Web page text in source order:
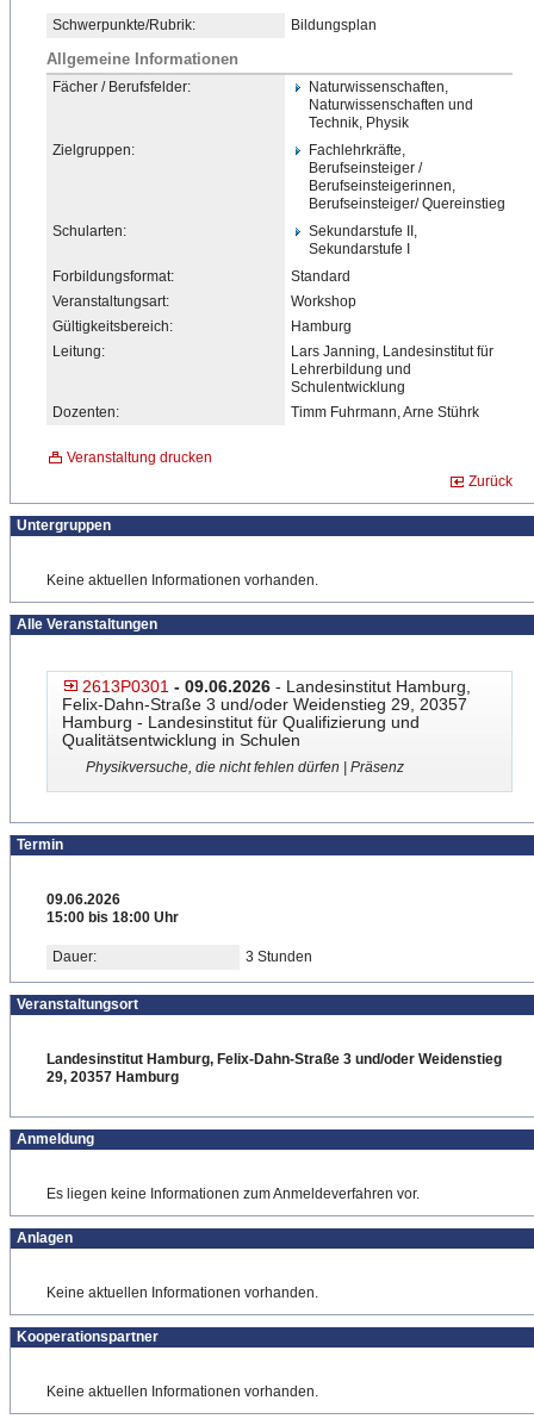
Schwerpunkte/Rubrik: Bildungsplan
Allgemeine Informationen
Fächer / Berufsfelder:
Naturwissenschaften,
Naturwissenschaften und
Technik, Physik
Zielgruppen:
Fachlehrkräfte,
Berufseinsteiger /
Berufseinsteigerinnen,
Berufseinsteiger/ Quereinstieg
Schularten:
Sekundarstufe II,
Sekundarstufe I
Forbildungsformat:
Standard
Veranstaltungsart:
Workshop
Gültigkeitsbereich:
Hamburg
Leitung:
Lars Janning, Landesinstitut für
Lehrerbildung und
Schulentwicklung
Dozenten:
Timm Fuhrmann, Arne Stührk
Veranstaltung drucken
Zurück
Untergruppen
Keine aktuellen Informationen vorhanden.
Alle Veranstaltungen
2613P0301 - 09.06.2026 - Landesinstitut Hamburg,
Felix-Dahn-Straße 3 und/oder Weidenstieg 29, 20357
Hamburg - Landesinstitut für Qualifizierung und
Qualitätsentwicklung in Schulen
Physikversuche, die nicht fehlen dürfen | Präsenz
Termin
09.06.2026
15:00 bis 18:00 Uhr
Dauer: 3 Stunden
Veranstaltungsort
Landesinstitut Hamburg, Felix-Dahn-Straße 3 und/oder Weidenstieg
29, 20357 Hamburg
Anmeldung
Es liegen keine Informationen zum Anmeldeverfahren vor.
Anlagen
Keine aktuellen Informationen vorhanden.
Kooperationspartner
Keine aktuellen Informationen vorhanden.